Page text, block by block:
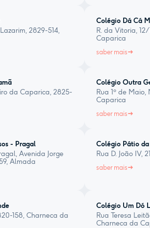
2829-514,
Colégio Dá Cá
R. da Vitoria,
Caparica
saber mais
da Caparica, 2825-
Colégio Outra
Rua 1º de
Caparica
saber mais
- Pragal
Avenida Jorge
Almada
Colégio Pátio
Rua D. João IV,
saber mais
158, Charneca da
Colégio Um Dó
Rua Teresa
Charneca da